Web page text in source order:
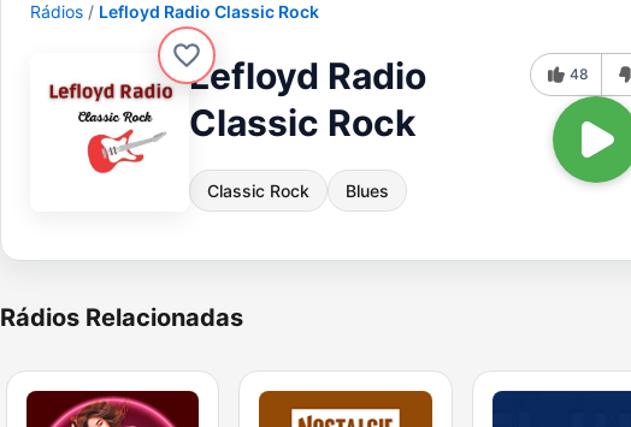
Rádios Lefloyd Radio Classic Rock
Lefloyd Radio
Classic Rock
Classic Rock Blues
48
Rádios Relacionadas